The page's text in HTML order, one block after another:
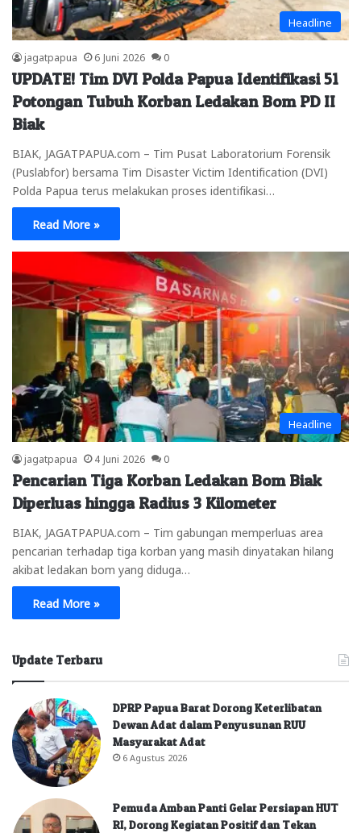
Headline
jagatpapua 6 Juni 2026 0
UPDATE! Tim DVI Polda Papua Identifikasi 51
Potongan Tubuh Korban Ledakan Bom PD II
Biak
BIAK, JAGATPAPUA.com – Tim Pusat Laboratorium Forensik
(Puslabfor) bersama Tim Disaster Victim Identification (DVI)
Polda Papua terus melakukan proses identifikasi…
Read More »
Headline
jagatpapua 4 Juni 2026 0
Pencarian Tiga Korban Ledakan Bom Biak
Diperluas hingga Radius 3 Kilometer
BIAK, JAGATPAPUA.com – Tim gabungan memperluas area
pencarian terhadap tiga korban yang masih dinyatakan hilang
akibat ledakan bom yang diduga…
Read More »
Update Terbaru
DPRP Papua Barat Dorong Keterlibatan
Dewan Adat dalam Penyusunan RUU
Masyarakat Adat
6 Agustus 2026
Pemuda Amban Panti Gelar Persiapan HUT
RI, Dorong Kegiatan Positif dan Tekan